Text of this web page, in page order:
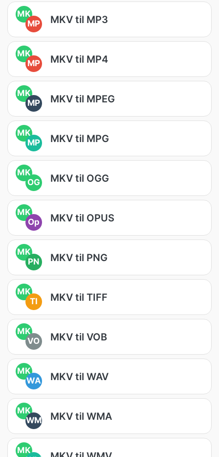
MK
MP
MKV til MP3
MK
MP
MKV til MP4
MK
MP
MKV til MPEG
MK
MP
MKV til MPG
MK
OG
MKV til OGG
MK
Op
MKV til OPUS
MK
PN
MKV til PNG
MK
TI
MKV til TIFF
MK
VO
MKV til VOB
MK
WA
MKV til WAV
MK
WM
MKV til WMA
MK